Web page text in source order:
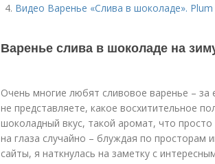
Видео Варенье «Слива в шоколаде».
Варенье слива в шоколаде на
Очень многие любят сливовое варенье –
не представляете, какое восхитительное
шоколадный вкус, такой аромат, что
на глаза случайно – блуждая по просторам
сайты, я наткнулась на заметку с